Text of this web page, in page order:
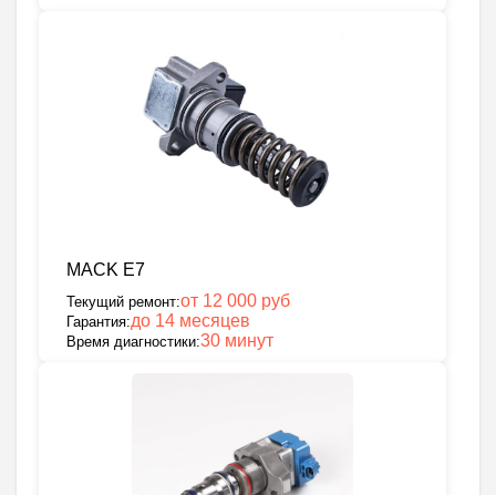
MACK E7
Текущий ремонт:от 12 000 руб
Гарантия:до 14 месяцев
Время диагностики:30 минут